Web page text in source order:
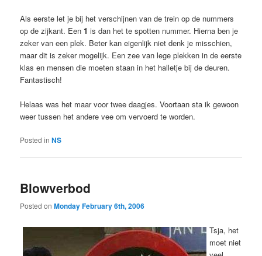
Als eerste let je bij het verschijnen van de trein op de nummers
op de zijkant. Een1 is dan het te spotten nummer. Hierna ben je
zeker van een plek. Beter kan eigenlijk niet denk je misschien,
maar dit is zeker mogelijk. Een zee van lege plekken in de eerste
klas en mensen die moeten staan in het halletje bij de deuren.
Fantastisch!
Helaas was het maar voor twee daagjes. Voortaan sta ik gewoon
weer tussen het andere vee om vervoerd te worden.
Posted in NS
Blowverbod
Posted onMonday February 6th, 2006
Tsja, het
moet niet